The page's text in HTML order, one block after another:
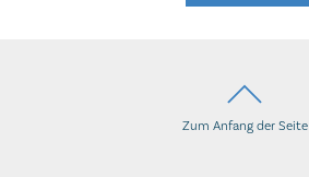
Zum Anfang der Seite